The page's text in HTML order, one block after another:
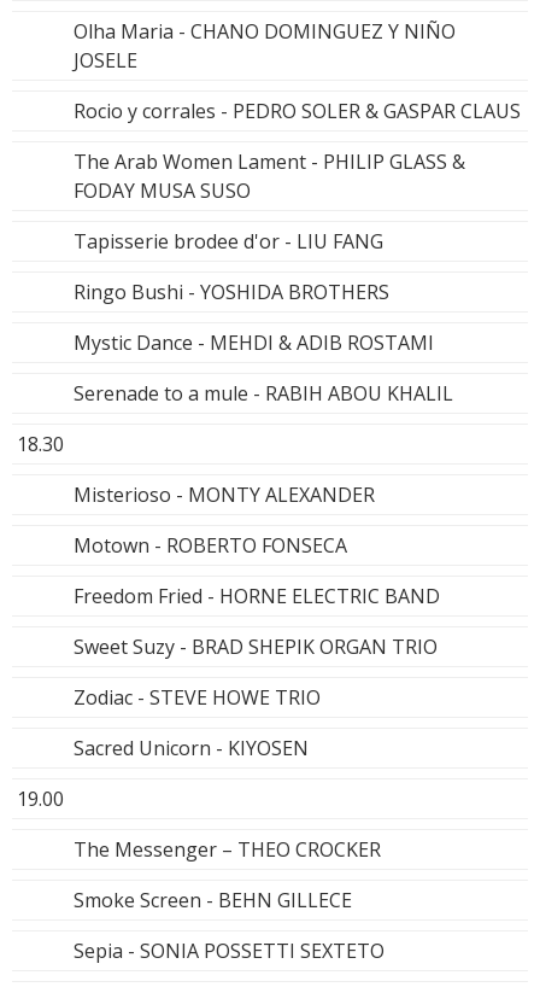
Olha Maria - CHANO DOMINGUEZ Y NIÑO
JOSELE
Rocio y corrales - PEDRO SOLER & GASPAR CLAUS
The Arab Women Lament - PHILIP GLASS &
FODAY MUSA SUSO
Tapisserie brodee d'or - LIU FANG
Ringo Bushi - YOSHIDA BROTHERS
Mystic Dance - MEHDI & ADIB ROSTAMI
Serenade to a mule - RABIH ABOU KHALIL
18.30
Misterioso - MONTY ALEXANDER
Motown - ROBERTO FONSECA
Freedom Fried - HORNE ELECTRIC BAND
Sweet Suzy - BRAD SHEPIK ORGAN TRIO
Zodiac - STEVE HOWE TRIO
Sacred Unicorn - KIYOSEN
19.00
The Messenger – THEO CROCKER
Smoke Screen - BEHN GILLECE
Sepia - SONIA POSSETTI SEXTETO